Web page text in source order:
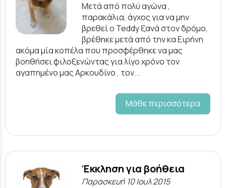
Μετά από πολύ αγώνα ,
παρακάλια, άγχος για να μην
βρεθεί ο Teddy ξανά στον δρόμο,
βρέθηκε μετά από την κα Ειρήνη
ακόμα μία κοπέλα που προσφέρθηκε να μας
βοηθήσει φιλοξενώντας για λίγο χρόνο τον
αγαπημένο μας Αρκουδίνο , τον...
Μάθε περισσότερα
Έκκληση για βοήθεια
Παρασκευή 10 Ιουλ 2015